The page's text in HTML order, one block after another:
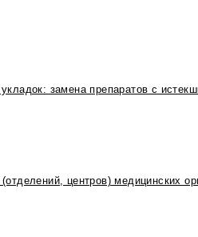
замена препаратов с
центров) медицинских